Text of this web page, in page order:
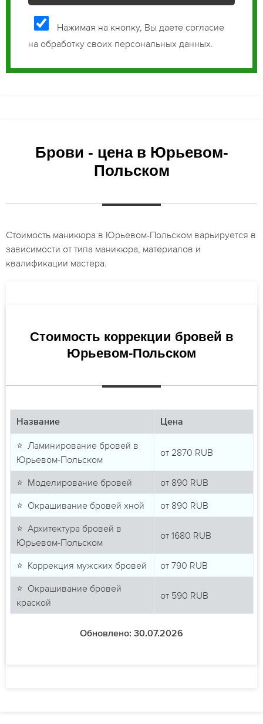
Нажимая на кнопку, Вы даете согласие
на обработку своих персональных данных.
Брови - цена в Юрьевом-
Польском
Стоимость маникюра в Юрьевом-Польском варьируется в
зависимости от типа маникюра, материалов и
квалификации мастера.
Стоимость коррекции бровей в
Юрьевом-Польском
Название Цена
⭐ Ламинирование бровей в
Юрьевом-Польском
от 2870 RUB
⭐ Моделирование бровей от 890 RUB
⭐ Окрашивание бровей хной от 890 RUB
⭐ Архитектура бровей в
Юрьевом-Польском
от 1680 RUB
⭐ Коррекция мужских бровей от 790 RUB
⭐ Окрашивание бровей
краской
от 590 RUB
Обновлено: 30.07.2026